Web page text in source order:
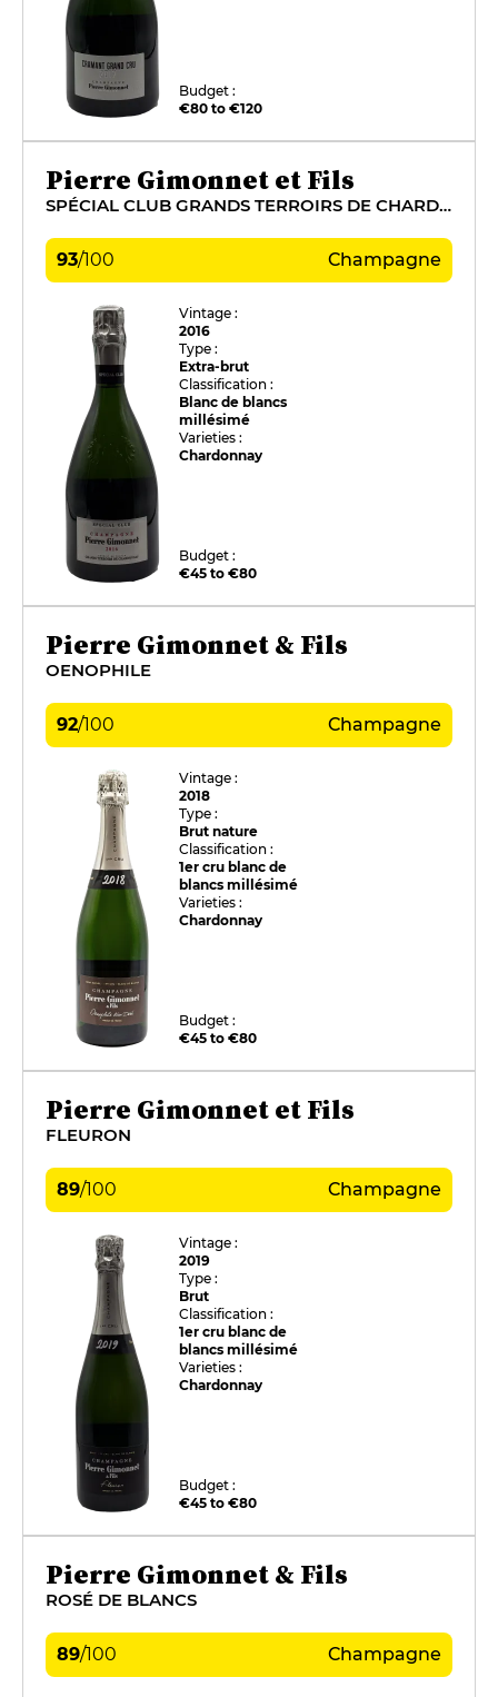
Budget :
€80 to €120
Pierre Gimonnet et Fils
SPÉCIAL CLUB GRANDS TERROIRS DE CHARDONNAY
93/100 Champagne
Vintage :
2016
Type :
Extra-brut
Classification :
Blanc de blancs
millésimé
Varieties :
Chardonnay
Budget :
€45 to €80
Pierre Gimonnet & Fils
OENOPHILE
92/100 Champagne
Vintage :
2018
Type :
Brut nature
Classification :
1er cru blanc de
blancs millésimé
Varieties :
Chardonnay
Budget :
€45 to €80
Pierre Gimonnet et Fils
FLEURON
89/100 Champagne
Vintage :
2019
Type :
Brut
Classification :
1er cru blanc de
blancs millésimé
Varieties :
Chardonnay
Budget :
€45 to €80
Pierre Gimonnet & Fils
ROSÉ DE BLANCS
89/100 Champagne